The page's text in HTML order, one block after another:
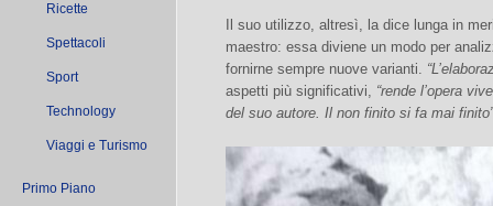
Ricette
Spettacoli
Sport
Technology
Viaggi e Turismo
Primo Piano
Il suo utilizzo, altresì, la dice lunga in
maestro: essa diviene un modo per
fornirne sempre nuove varianti.
aspetti più significativi, “rende l’opera
del suo autore. Il non finito si fa mai finito”